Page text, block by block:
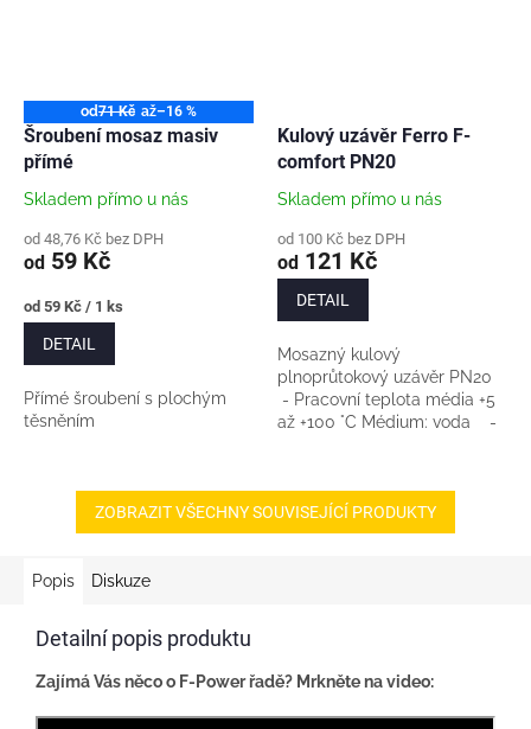
od71 Kč až–16 %
Šroubení mosaz masiv
přímé
Skladem přímo u nás
od 48,76 Kč bez DPH
od 59 Kč
Měrná
cena:
od 59 Kč / 1 ks
DETAIL
Přímé šroubení s plochým
těsněním
Kulový uzávěr Ferro F-
comfort PN20
Skladem přímo u nás
od 100 Kč bez DPH
od 121 Kč
DETAIL
Mosazný kulový
plnoprůtokový uzávěr PN20
- Pracovní teplota média +5
až +100 °C Médium: voda -
Povrch koule: chróm -...
ZOBRAZIT VŠECHNY SOUVISEJÍCÍ PRODUKTY
Popis Diskuze
Detailní popis produktu
Zajímá Vás něco o F-Power řadě? Mrkněte na video: